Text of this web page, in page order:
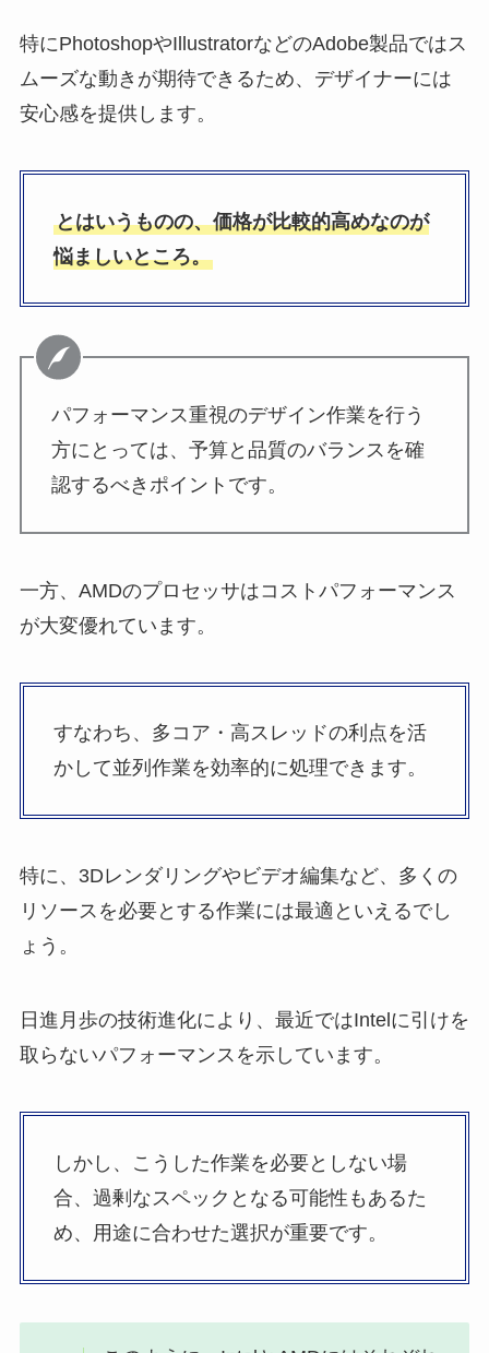
特にPhotoshopやIllustratorなどのAdobe製品ではス
ムーズな動きが期待できるため、デザイナーには
安心感を提供します。
とはいうものの、価格が比較的高めなのが
悩ましいところ。
パフォーマンス重視のデザイン作業を行う
方にとっては、予算と品質のバランスを確
認するべきポイントです。
一方、AMDのプロセッサはコストパフォーマンス
が大変優れています。
すなわち、多コア・高スレッドの利点を活
かして並列作業を効率的に処理できます。
特に、3Dレンダリングやビデオ編集など、多くの
リソースを必要とする作業には最適といえるでし
ょう。
日進月歩の技術進化により、最近ではIntelに引けを
取らないパフォーマンスを示しています。
しかし、こうした作業を必要としない場
合、過剰なスペックとなる可能性もあるた
め、用途に合わせた選択が重要です。